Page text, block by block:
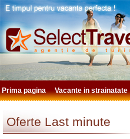
Prima pagina Vacante in strainatate
Oferte Last minute